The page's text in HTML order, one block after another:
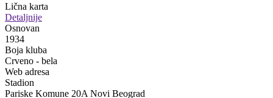
Lična karta
Detaljnije
Osnovan
1934
Boja kluba
Crveno - bela
Web adresa
Stadion
Pariske Komune 20A Novi Beograd